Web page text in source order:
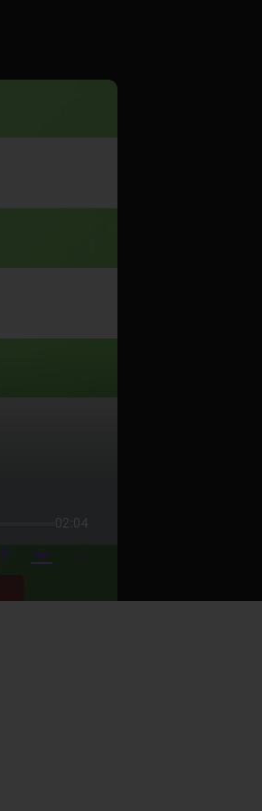
02:04
mute video
SubtitlesFullscreen